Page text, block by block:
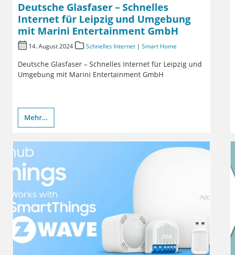
Deutsche Glasfaser – Schnelles
Internet für Leipzig und Umgebung
mit Marini Entertainment GmbH
14. August 2024 Schnelles Internet| Smart Home
Deutsche Glasfaser – Schnelles Internet für Leipzig und
Umgebung mit Marini Entertainment GmbH
Mehr...